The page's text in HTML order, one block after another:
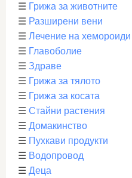
☰ Грижа за животните
☰ Разширени вени
☰ Лечение на хемороиди
☰ Главоболие
☰ Здраве
☰ Грижа за тялото
☰ Грижа за косата
☰ Стайни растения
☰ Домакинство
☰ Пухкави продукти
☰ Водопровод
☰ Деца